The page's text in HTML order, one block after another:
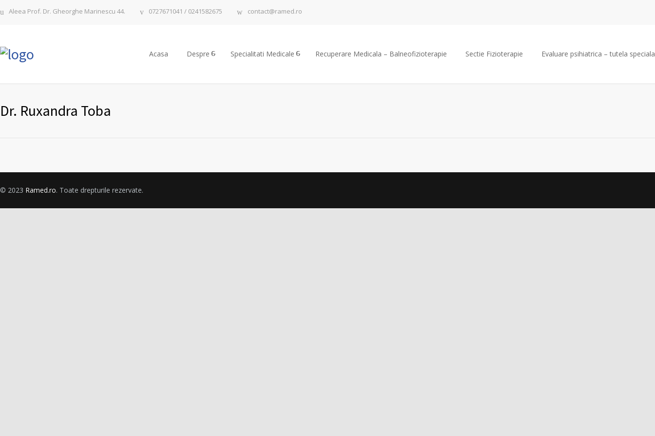
Aleea Prof. Dr. Gheorghe Marinescu 44. 0727671041 / 0241582675 contact@ramed.ro
Acasa Despre Specialitati Medicale Recuperare Medicala – Balneofizioterapie Sectie Fizioterapie Evaluare psihiatrica – tutela speciala
Dr. Ruxandra Toba
© 2023 Ramed.ro. Toate drepturile rezervate.